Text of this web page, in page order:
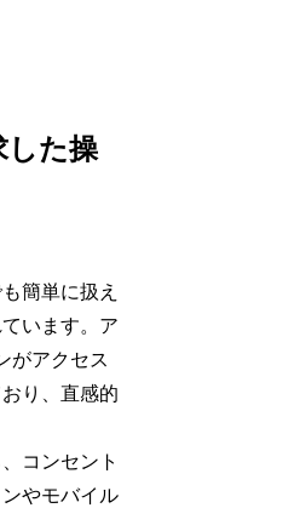
した操
簡単に扱え
います。ア
がアクセス
り、直感的
コンセント
やモバイル